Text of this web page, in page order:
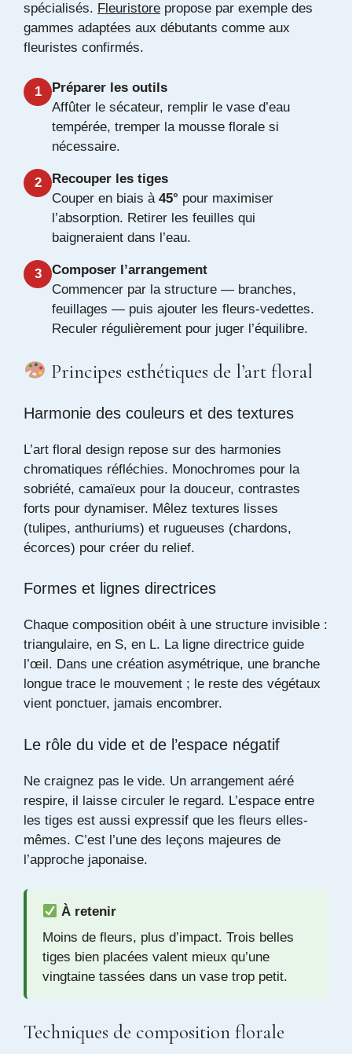
spécialisés. Fleuristore propose par exemple des
gammes adaptées aux débutants comme aux
fleuristes confirmés.
1
Préparer les outils
Affûter le sécateur, remplir le vase d’eau
tempérée, tremper la mousse florale si
nécessaire.
2
Recouper les tiges
Couper en biais à 45° pour maximiser
l’absorption. Retirer les feuilles qui
baigneraient dans l’eau.
3
Composer l’arrangement
Commencer par la structure — branches,
feuillages — puis ajouter les fleurs-vedettes.
Reculer régulièrement pour juger l’équilibre.
Principes esthétiques de l’art floral
Harmonie des couleurs et des textures
L’art floral design repose sur des harmonies
chromatiques réfléchies. Monochromes pour la
sobriété, camaïeux pour la douceur, contrastes
forts pour dynamiser. Mêlez textures lisses
(tulipes, anthuriums) et rugueuses (chardons,
écorces) pour créer du relief.
Formes et lignes directrices
Chaque composition obéit à une structure invisible :
triangulaire, en S, en L. La ligne directrice guide
l’œil. Dans une création asymétrique, une branche
longue trace le mouvement ; le reste des végétaux
vient ponctuer, jamais encombrer.
Le rôle du vide et de l’espace négatif
Ne craignez pas le vide. Un arrangement aéré
respire, il laisse circuler le regard. L’espace entre
les tiges est aussi expressif que les fleurs elles-
mêmes. C’est l’une des leçons majeures de
l’approche japonaise.
À retenir
Moins de fleurs, plus d’impact. Trois belles
tiges bien placées valent mieux qu’une
vingtaine tassées dans un vase trop petit.
Techniques de composition florale